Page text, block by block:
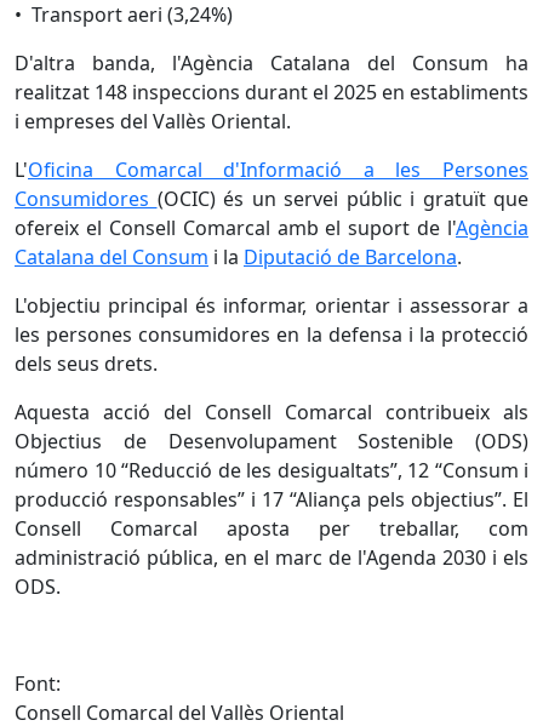
• Transport aeri (3,24%)
D'altra banda, l'Agència Catalana del Consum ha
realitzat 148 inspeccions durant el 2025 en establiments
i empreses del Vallès Oriental.
L'Oficina Comarcal d'Informació a les Persones
Consumidores (OCIC) és un servei públic i gratuït que
ofereix el Consell Comarcal amb el suport de l'Agència
Catalana del Consum i la Diputació de Barcelona.
L'objectiu principal és informar, orientar i assessorar a
les persones consumidores en la defensa i la protecció
dels seus drets.
Aquesta acció del Consell Comarcal contribueix als
Objectius de Desenvolupament Sostenible (ODS)
número 10 “Reducció de les desigualtats”, 12 “Consum i
producció responsables” i 17 “Aliança pels objectius”. El
Consell Comarcal aposta per treballar, com
administració pública, en el marc de l'Agenda 2030 i els
ODS.
Font:
Consell Comarcal del Vallès Oriental